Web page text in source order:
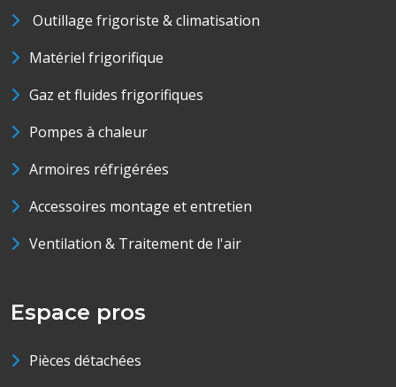
Outillage frigoriste & climatisation
Matériel frigorifique
Gaz et fluides frigorifiques
Pompes à chaleur
Armoires réfrigérées
Accessoires montage et entretien
Ventilation & Traitement de l'air
Espace pros
Pièces détachées